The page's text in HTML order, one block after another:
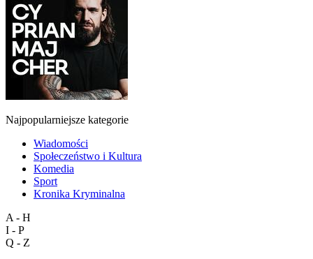
Najpopularniejsze kategorie
Wiadomości
Społeczeństwo i Kultura
Komedia
Sport
Kronika Kryminalna
A - H
I - P
Q - Z